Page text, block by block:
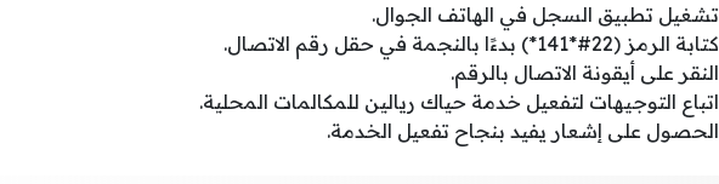
تشغيل تطبيق السجل في الهاتف الجوال.
كتابة الرمز (22#*141*) بدءًا بالنجمة في حقل رقم الاتصال.
النقر على أيقونة الاتصال بالرقم.
اتباع التوجيهات لتفعيل خدمة حياك ريالين للمكالمات المحلية.
الحصول على إشعار يفيد بنجاح تفعيل الخدمة.